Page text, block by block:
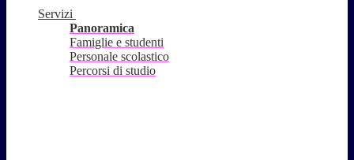
Servizi
Panoramica
Famiglie e studenti
Personale scolastico
Percorsi di studio